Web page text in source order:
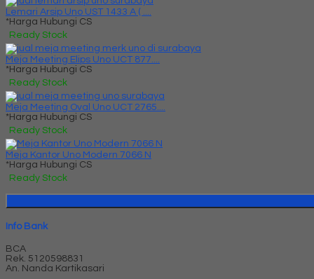
Lemari Arsip Uno UST 1433 A ( ....
*Harga Hubungi CS
Ready Stock
Meja Meeting Elips Uno UCT 877....
*Harga Hubungi CS
Ready Stock
Meja Meeting Oval Uno UCT 2765....
*Harga Hubungi CS
Ready Stock
Meja Kantor Uno Modern 7066 N
*Harga Hubungi CS
Ready Stock
Info Bank
BCA
Rek. 5120598831
An. Nanda Kartikasari